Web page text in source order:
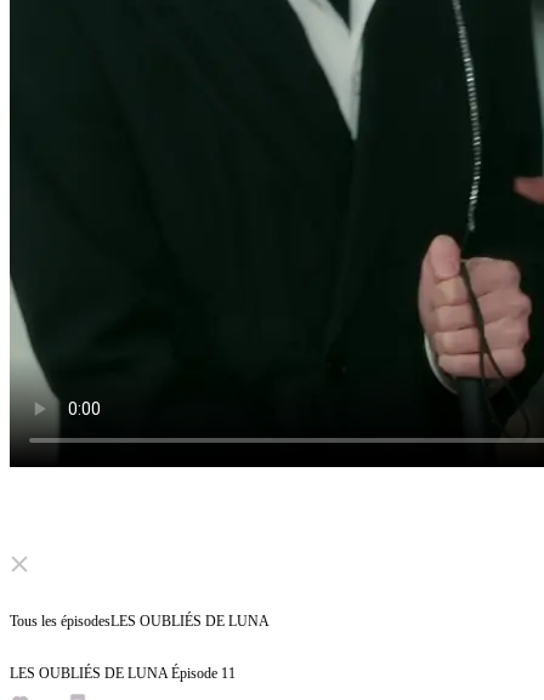
Click to unmute
Tous les épisodesLES OUBLIÉS DE LUNA
LES OUBLIÉS DE LUNA Épisode 11